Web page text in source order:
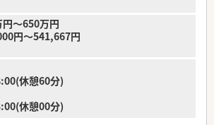
ら2店舗のペースで着実に新規出店を続けてお
安定性を兼ね備えた経営基盤が大きな特徴です。
でピッキング支援システムを導入するなど、IT技
活用して安全な調剤環境の整備に努めています。
いて】
補として年収600万円から760万円の提示が可能
実績を正当に評価する高待遇な案件です。
～650万円
円～541,667円
休憩60分)
休憩00分)